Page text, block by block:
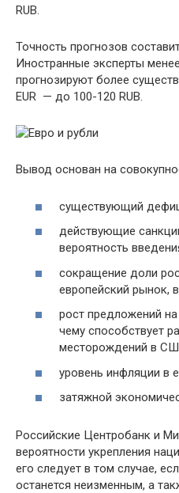
RUB.
Точность прогнозов
Иностранные эксперты
прогнозируют более
EUR — до 100-120 RUB.
Вывод основан на
существующий
действующие
вероятность
сокращение доли
европейский рынок,
рост предложений
чему способствует
месторождений в
уровень инфляции в
затяжной
Российские Центробанк и
вероятности укрепления
его следует в том случае,
останется неизменным, а